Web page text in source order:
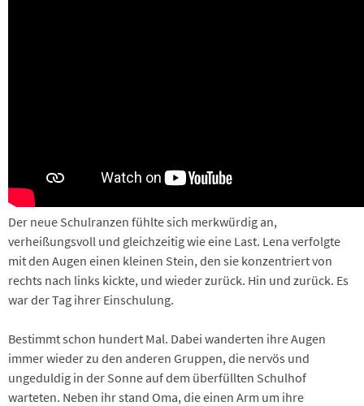
Der neue Schulranzen fühlte sich merkwürdig an,
verheißungsvoll und gleichzeitig wie eine Last. Lena verfolgte
mit den Augen einen kleinen Stein, den sie konzentriert von
rechts nach links kickte, und wieder zurück. Hin und zurück. Es
war der Tag ihrer Einschulung.
Bestimmt schon hundert Mal. Dabei wanderten ihre Augen
immer wieder zu den anderen Gruppen, die nervös und
ungeduldig in der Sonne auf dem überfüllten Schulhof
warteten. Neben ihr stand Oma, die einen Arm um ihre